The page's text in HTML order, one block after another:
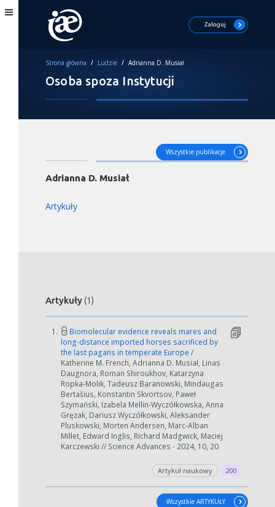
Zaloguj
Strona główna / Ludzie / Adrianna D. Musiał
Osoba spoza Instytucji
Wszystkie publikacje
Adrianna D. Musiał
Artykuły
Artykuły(1)
1.
Biomolecular evidence reveals mares and
long-distance imported horses sacrificed by
the last pagans in temperate Europe /
Katherine M. French, Adrianna D. Musiał, Linas
Daugnora, Roman Shiroukhov, Katarzyna
Ropka-Molik, Tadeusz Baranowski, Mindaugas
Bertašius, Konstantin Skvortsov, Paweł
Szymański, Izabela Mellin-Wyczółkowska, Anna
Gręzak, Dariusz Wyczółkowski, Aleksander
Pluskowski, Morten Andersen, Marc-Alban
Millet, Edward Inglis, Richard Madgwick, Maciej
Karczewski // Science Advances - 2024, 10, 20
Artykuł naukowy 200
Wszystkie ARTYKUŁY